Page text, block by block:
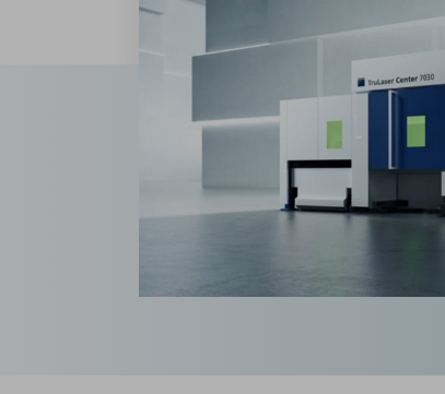
Höchste Dynamik durch überlagerte